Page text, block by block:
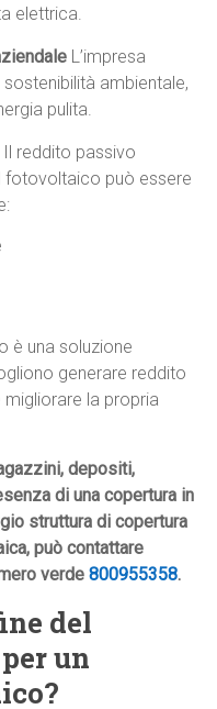
elettrica.
L’impresa
ambientale,
pulita.
Il reddito passivo
fotovoltaico può essere
è una soluzione
generare reddito
la propria
depositi,
di una copertura in
struttura di copertura
può contattare
verde800955358.
del
un